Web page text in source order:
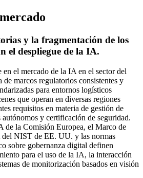
y la fragmentación de los
el despliegue de la IA.
el mercado de la IA en el sector del
de marcos regulatorios consistentes y
para entornos logísticos
que operan en diversas regiones
requisitos en materia de gestión de
y certificación de seguridad.
de la Comisión Europea, el Marco de
del NIST de EE. UU. y las normas
sobre gobernanza digital definen
para el uso de la IA, la interacción
de monitorización basados ​​en visión